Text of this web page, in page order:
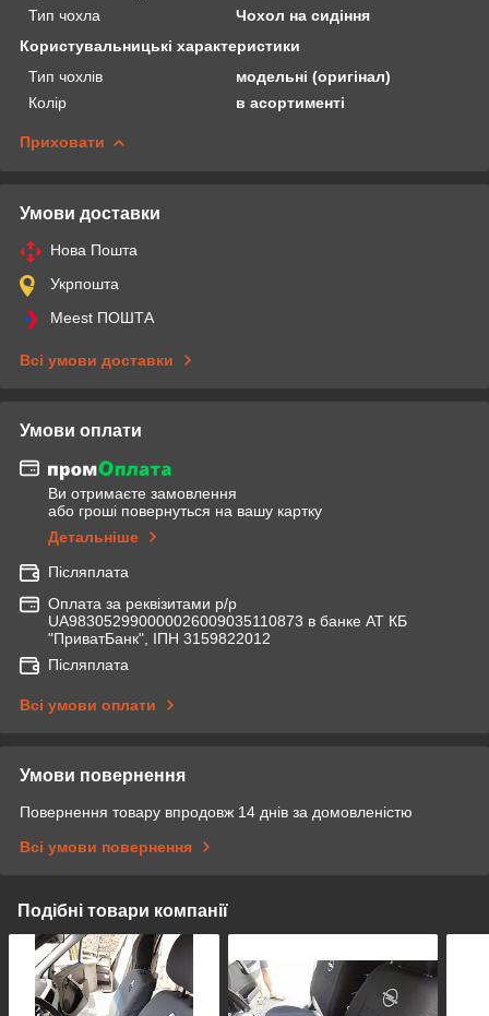
Тип чохла
Чохол на сидіння
Користувальницькі характеристики
Тип чохлів
модельні (оригінал)
Колір
в асортименті
Приховати
Умови доставки
Нова Пошта
Укрпошта
Meest ПОШТА
Всі умови доставки
Умови оплати
Ви отримаєте замовлення
або гроші повернуться на вашу картку
Детальніше
Післяплата
Оплата за реквізитами р/р
UA983052990000026009035110873 в банке АТ КБ
"ПриватБанк", ІПН 3159822012
Післяплата
Всі умови оплати
Умови повернення
Повернення товару впродовж 14 днів за домовленістю
Всі умови повернення
Подібні товари компанії